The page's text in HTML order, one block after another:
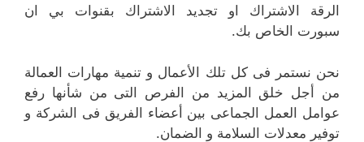
الرقة الاشتراك او تجديد الاشتراك بقنوات بي ان
سبورت الخاص بك.
نحن نستمر فى كل تلك الأعمال و تنمية مهارات العمالة
من أجل خلق المزيد من الفرص التى من شأنها رفع
عوامل العمل الجماعى بين أعضاء الفريق فى الشركة و
توفير معدلات السلامة و الضمان.